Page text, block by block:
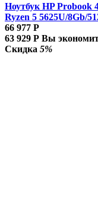
Ноутбук HP Probook
Ryzen 5 5625U/8Gb/
66 977 Р
63 929 Р Вы
Скидка 5%